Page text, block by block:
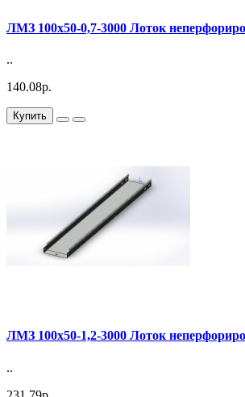
ЛМЗ 100х50-0,7-3000 Лоток
..
140.08р.
Купить
ЛМЗ 100х50-1,2-3000 Лоток
..